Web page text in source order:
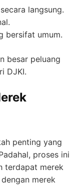
langsung.
bersifat umum.
besar peluang
DJKI.
penting yang
proses ini
terdapat merek
merek